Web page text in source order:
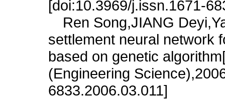
[doi:10.3969/j.issn.1671-
Ren Song,JIANG
settlement neural network
based on genetic
(Engineering
6833.2006.03.011]